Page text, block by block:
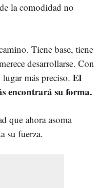
la comodidad no
Tiene base, tiene
desarrollarse. Con
más preciso. El
encontrará su forma.
que ahora asoma
su fuerza.